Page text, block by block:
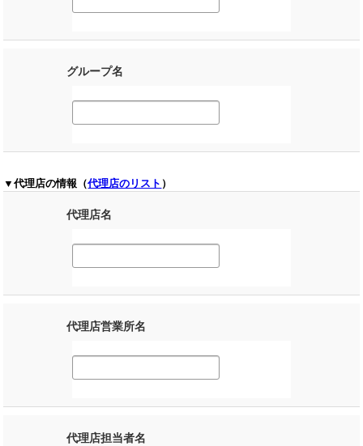
グループ名
▼代理店の情報（代理店のリスト ）
代理店名
代理店営業所名
代理店担当者名